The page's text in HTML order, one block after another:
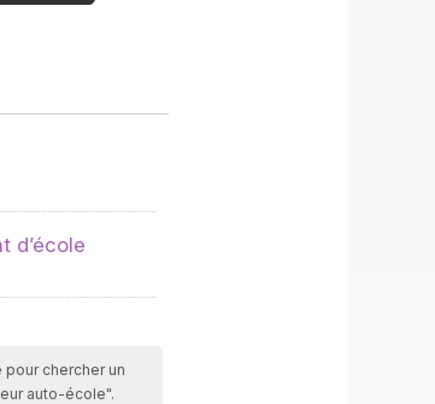
d’école
chercher un
auto-école".